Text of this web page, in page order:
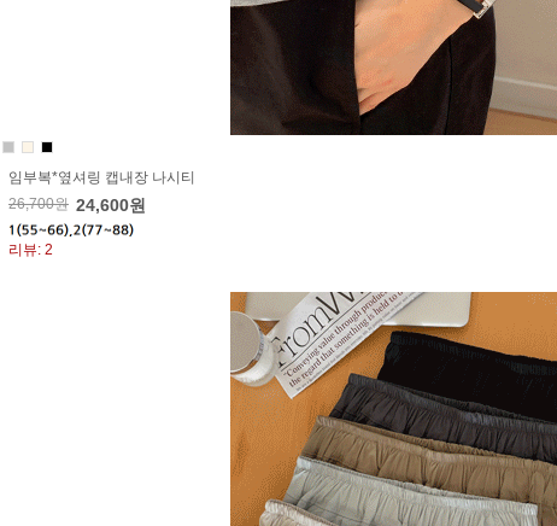
임부복*옆셔링 캡내장 나시티
26,700원 24,600원
리뷰: 2